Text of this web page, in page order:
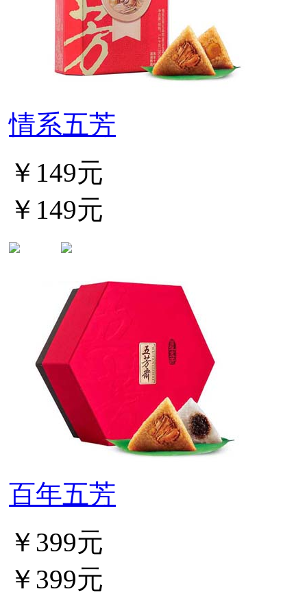
情系五芳
￥149元
￥149元
百年五芳
￥399元
￥399元